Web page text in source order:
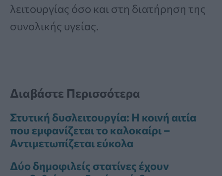
λειτουργίας όσο και στη διατήρηση της
συνολικής υγείας.
Διαβάστε Περισσότερα
Στυτική δυσλειτουργία: Η κοινή αιτία
που εμφανίζεται το καλοκαίρι –
Αντιμετωπίζεται εύκολα
Δύο δημοφιλείς στατίνες έχουν